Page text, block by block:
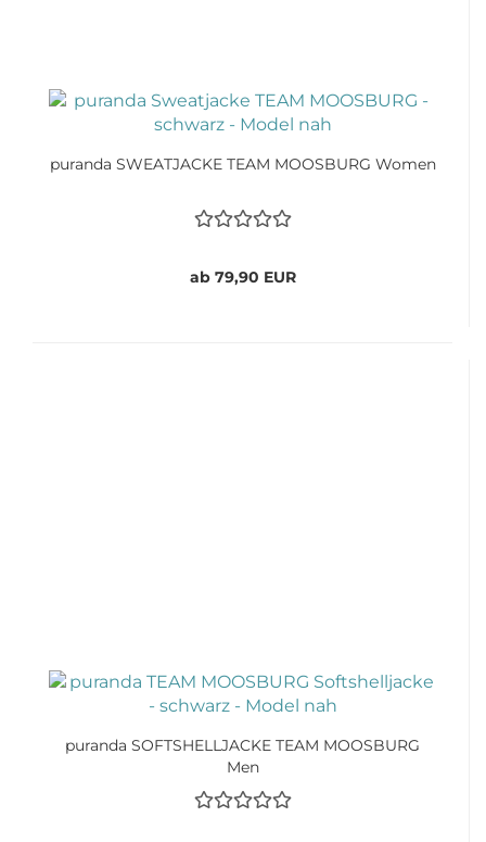
puranda SWEATJACKE TEAM MOOSBURG Women
ab 79,90 EUR
puranda SOFTSHELLJACKE TEAM MOOSBURG
Men